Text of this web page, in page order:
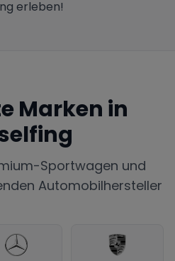
erleben!
Marken in
Sportwagen und
Automobilhersteller